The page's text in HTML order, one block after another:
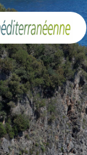
cookies